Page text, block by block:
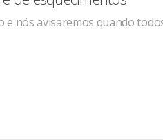
nós avisaremos quando